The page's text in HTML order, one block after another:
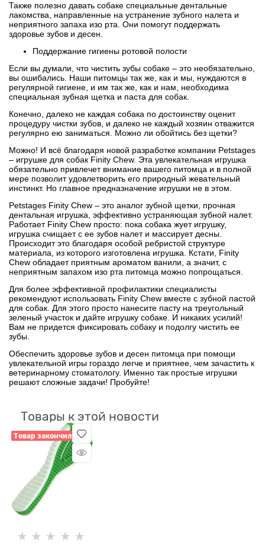
Также полезно давать собаке специальные дентальные
лакомства, направленные на устранение зубного налета и
неприятного запаха изо рта. Они помогут поддержать
здоровье зубов и десен.
Поддержание гигиены ротовой полости
Если вы думали, что чистить зубы собаке – это необязательно,
вы ошибались. Наши питомцы так же, как и мы, нуждаются в
регулярной гигиене, и им так же, как и нам, необходима
специальная зубная щетка и паста для собак.
Конечно, далеко не каждая собака по достоинству оценит
процедуру чистки зубов, и далеко не каждый хозяин отважится
регулярно ею заниматься. Можно ли обойтись без щетки?
Можно! И всё благодаря новой разработке компании Petstages
– игрушке для собак Finity Chew. Эта увлекательная игрушка
обязательно привлечет внимание вашего питомца и в полной
мере позволит удовлетворить его природный жевательный
инстинкт. Но главное предназначение игрушки не в этом.
Petstages Finity Chew – это аналог зубной щетки, прочная
дентальная игрушка, эффективно устраняющая зубной налет.
Работает Finity Chew просто: пока собака жует игрушку,
игрушка счищает с ее зубов налет и массирует десны.
Происходит это благодаря особой ребристой структуре
материала, из которого изготовлена игрушка. Кстати, Finity
Chew обладает приятным ароматом ванили, а значит, с
неприятным запахом изо рта питомца можно попрощаться.
Для более эффективной профилактики специалисты
рекомендуют использовать Finity Chew вместе с зубной пастой
для собак. Для этого просто нанесите пасту на треугольный
зеленый участок и дайте игрушку собаке. И никаких усилий!
Вам не придется фиксировать собаку и подолгу чистить ее
зубы.
Обеспечить здоровье зубов и десен питомца при помощи
увлекательной игры гораздо легче и приятнее, чем зачастить к
ветеринарному стоматологу. Именно так простые игрушки
решают сложные задачи! Пробуйте!
Товары к этой новости
Товар закончился